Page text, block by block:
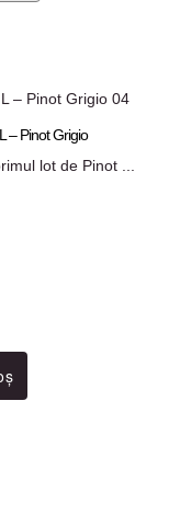
– Pinot Grigio
lot de Pinot ...